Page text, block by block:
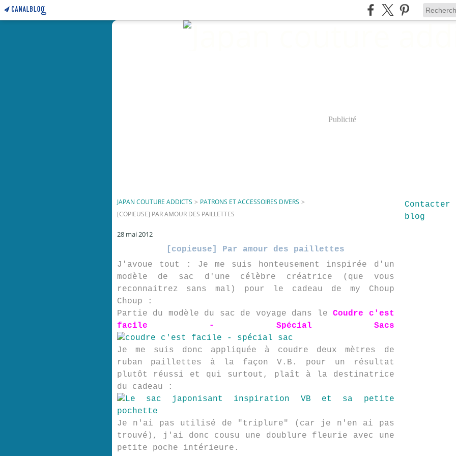
Publicité
JAPAN COUTURE ADDICTS > PATRONS ET ACCESSOIRES DIVERS >
[COPIEUSE] PAR AMOUR DES PAILLETTES
28 mai 2012
[copieuse] Par amour des paillettes
J'avoue tout : Je me suis honteusement inspirée d'un
modèle de sac d'une célèbre créatrice (que vous
reconnaitrez sans mal) pour le cadeau de my Choup
Choup :
Partie du modèle du sac de voyage dans le Coudre c'est
facile - Spécial Sacs
Je me suis donc appliquée à coudre deux mètres de
ruban paillettes à la façon V.B. pour un résultat
plutôt réussi et qui surtout, plaît à la destinatrice
du cadeau :
Je n'ai pas utilisé de "triplure" (car je n'en ai pas
trouvé), j'ai donc cousu une doublure fleurie avec une
petite poche intérieure.
blog